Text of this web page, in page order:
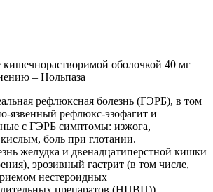
оболочкой 40 мг
– Нольпаза
рефлюксная болезнь (ГЭРБ), в том
язвенный рефлюкс-эзофагит и
с ГЭРБ симптомы: изжога,
боль при глотании.
желудка и двенадцатиперстной кишки
эрозивный гастрит (в том числе,
нестероидных
препаратов (НПВП)).